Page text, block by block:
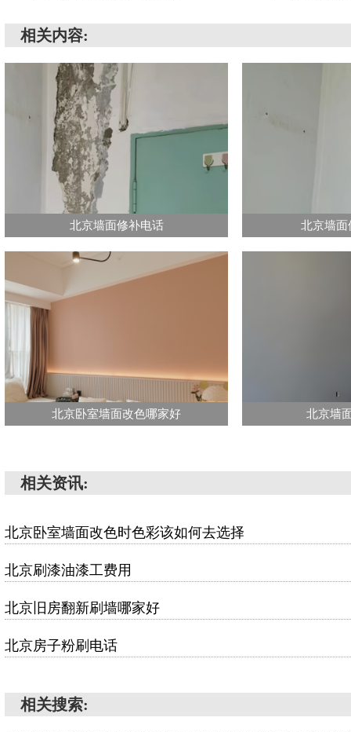
相关内容:
北京墙面修补电话 北京墙面
北京卧室墙面改色哪家好 北京墙
相关资讯:
北京卧室墙面改色时色彩该如何去选择
北京刷漆油漆工费用
北京旧房翻新刷墙哪家好
北京房子粉刷电话
相关搜索: